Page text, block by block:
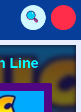
Line